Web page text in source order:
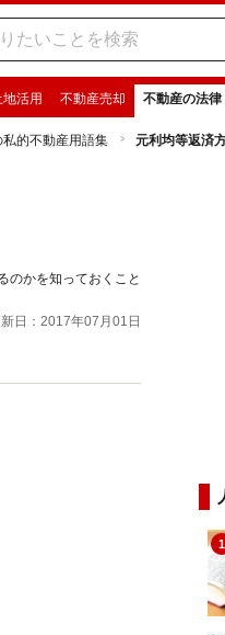
地活用 不動産売却 不動産の法
的不動産用語集 元利均等返済
のかを知っておくこと
日：2017年07月01日
1